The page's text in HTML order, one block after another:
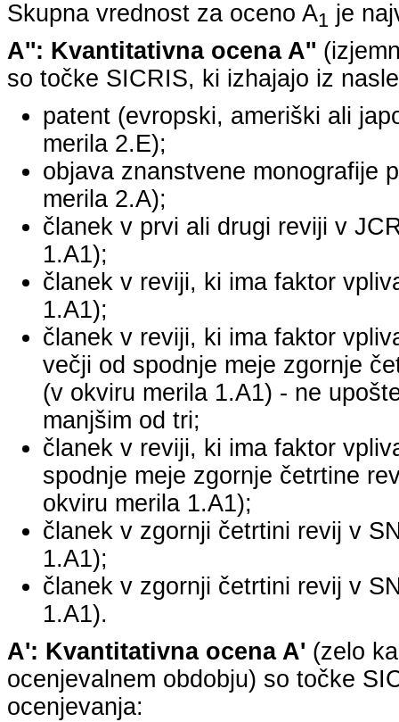
Skupna vrednost za oceno A1 je
A'': Kvantitativna ocena A''
so točke SICRIS, ki izhajajo iz
patent (evropski, ameriški ali
merila 2.E);
objava znanstvene monografije
merila 2.A);
članek v prvi ali drugi reviji v
1.A1);
članek v reviji, ki ima faktor
1.A1);
članek v reviji, ki ima faktor
večji od spodnje meje zgornje
(v okviru merila 1.A1) - ne
manjšim od tri;
članek v reviji, ki ima faktor
spodnje meje zgornje četrtine
okviru merila 1.A1);
članek v zgornji četrtini revij v
1.A1);
članek v zgornji četrtini revij v
1.A1).
A': Kvantitativna ocena A' (zelo
ocenjevalnem obdobju) so točke
ocenjevanja: